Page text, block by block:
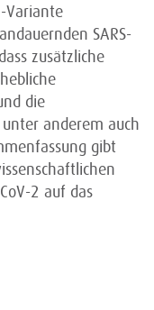
Variante
SARS-
zusätzliche
die
anderem auch
gibt
2 auf das